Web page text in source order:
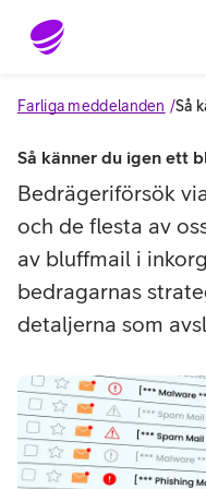
Gå till sidans innehåll
Farliga meddelanden Så
Så känner du igen ett
Bedrägeriförsök
och de flesta av
av bluffmail i
bedragarnas
detaljerna som